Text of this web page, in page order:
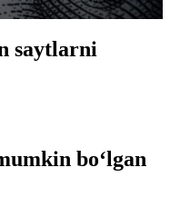
saytlarni
bo‘lgan